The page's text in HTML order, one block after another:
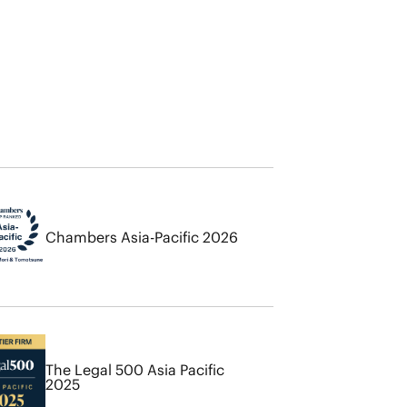
Chambers Asia-Pacific 2026
The Legal 500 Asia Pacific
2025